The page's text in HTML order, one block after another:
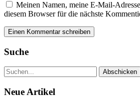
Meinen Namen, meine E-Mail-
diesem Browser für die nächste
Suche
Neue Artikel